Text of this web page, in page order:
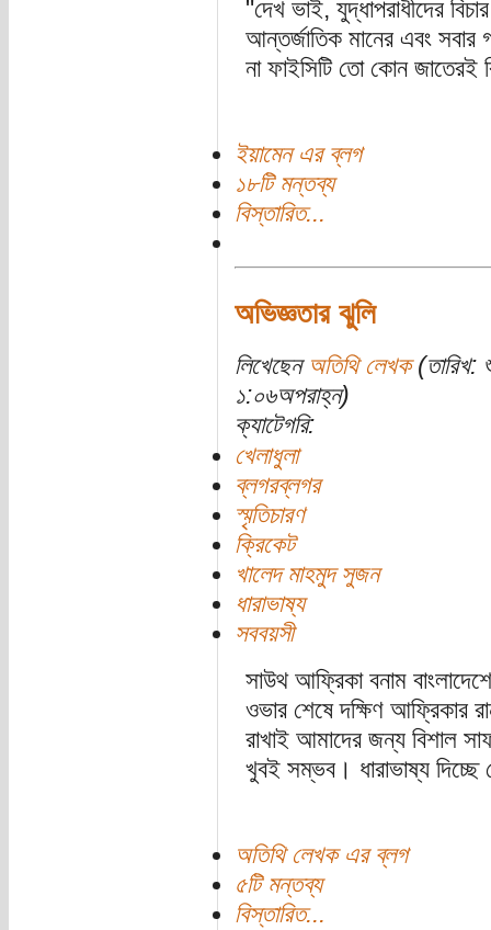
"দেখ ভাই, যুদ্ধাপরাধীদের
আন্তর্জাতিক মানের এবং
না ফাইসিটি তো কোন জাতেরই
ইয়ামেন এর ব্লগ
১৮টি মন্তব্য
বিস্তারিত...
অভিজ্ঞতার ঝুলি
লিখেছেন অতিথি লেখক(তারিখ:
১:০৬অপরাহ্ন)
ক্যাটেগরি:
খেলাধুলা
ব্লগরব্লগর
স্মৃতিচারণ
ক্রিকেট
খালেদ মাহমুদ সুজন
ধারাভাষ্য
সববয়সী
সাউথ আফ্রিকা বনাম
ওভার শেষে দক্ষিণ
রাখাই আমাদের জন্য বিশাল
খুবই সম্ভব। ধারাভাষ্য
অতিথি লেখক এর ব্লগ
৫টি মন্তব্য
বিস্তারিত...